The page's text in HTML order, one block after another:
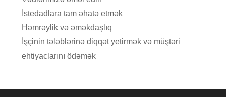
İstedadlara tam əhatə etmək
Həmrəylik və əməkdaşlıq
İşçinin tələblərinə diqqət yetirmək və müştəri
ehtiyaclarını ödəmək